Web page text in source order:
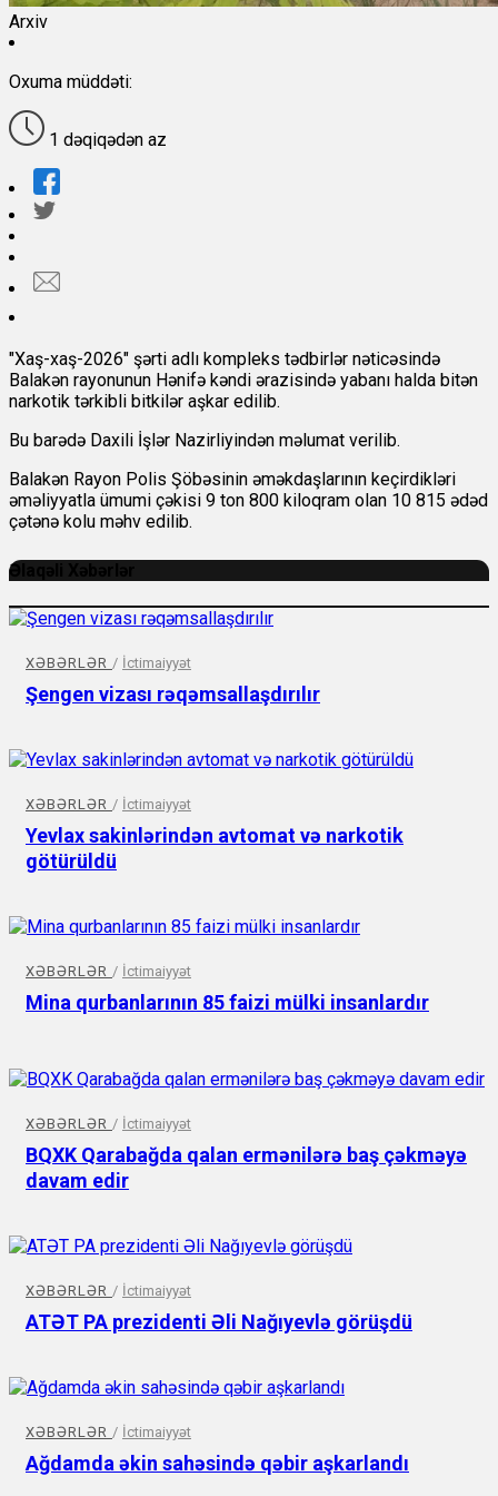
Arxiv
Oxuma müddəti:
1 dəqiqədən az
"Xaş-xaş-2026" şərti adlı kompleks tədbirlər nəticəsində
Balakən rayonunun Hənifə kəndi ərazisində yabanı halda bitən
narkotik tərkibli bitkilər aşkar edilib.
Bu barədə Daxili İşlər Nazirliyindən məlumat verilib.
Balakən Rayon Polis Şöbəsinin əməkdaşlarının keçirdikləri
əməliyyatla ümumi çəkisi 9 ton 800 kiloqram olan 10 815 ədəd
çətənə kolu məhv edilib.
Əlaqəli Xəbərlər
XƏBƏRLƏR / İctimaiyyət
Şengen vizası rəqəmsallaşdırılır
XƏBƏRLƏR / İctimaiyyət
Yevlax sakinlərindən avtomat və narkotik
götürüldü
XƏBƏRLƏR / İctimaiyyət
Mina qurbanlarının 85 faizi mülki insanlardır
XƏBƏRLƏR / İctimaiyyət
BQXK Qarabağda qalan ermənilərə baş çəkməyə
davam edir
XƏBƏRLƏR / İctimaiyyət
ATƏT PA prezidenti Əli Nağıyevlə görüşdü
XƏBƏRLƏR / İctimaiyyət
Ağdamda əkin sahəsində qəbir aşkarlandı